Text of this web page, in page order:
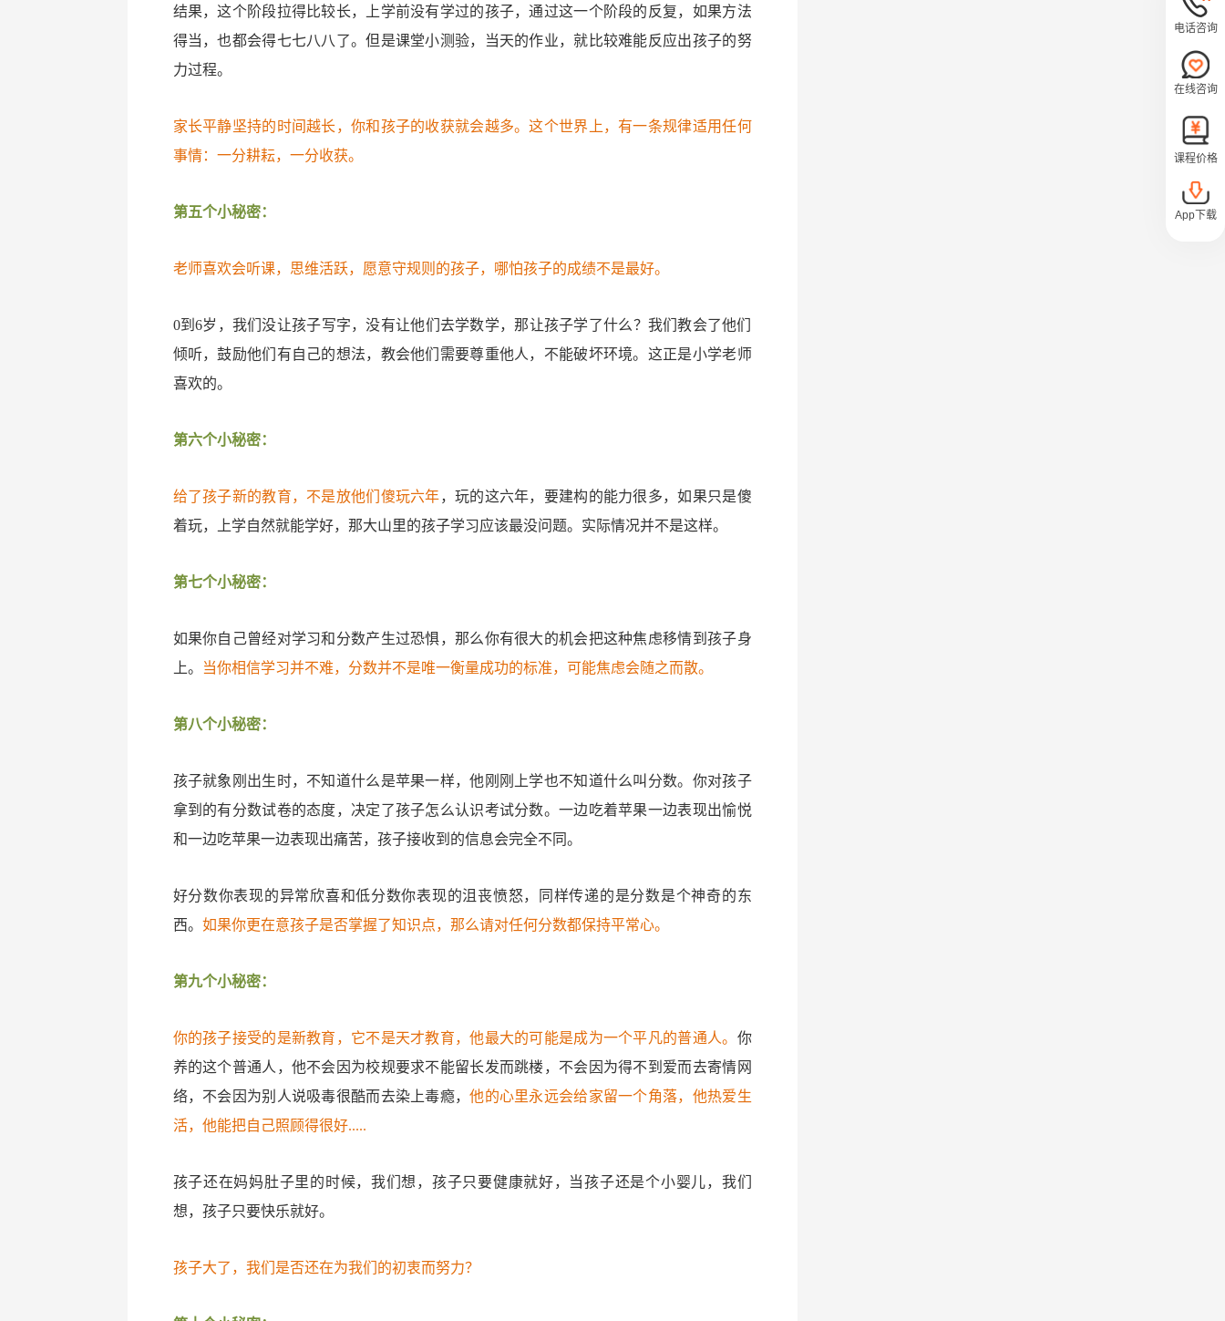
结果，这个阶段拉得比较长，上学前没有学过的孩子，通过这一个阶段的反复，如果方法
得当，也都会得七七八八了。但是课堂小测验，当天的作业，就比较难能反应出孩子的努
力过程。
家长平静坚持的时间越长，你和孩子的收获就会越多。这个世界上，有一条规律适用任何
事情：一分耕耘，一分收获。
第五个小秘密：
老师喜欢会听课，思维活跃，愿意守规则的孩子，哪怕孩子的成绩不是最好。
0到6岁，我们没让孩子写字，没有让他们去学数学，那让孩子学了什么？我们教会了他们
倾听，鼓励他们有自己的想法，教会他们需要尊重他人，不能破坏环境。这正是小学老师
喜欢的。
第六个小秘密：
给了孩子新的教育，不是放他们傻玩六年，玩的这六年，要建构的能力很多，如果只是傻
着玩，上学自然就能学好，那大山里的孩子学习应该最没问题。实际情况并不是这样。
第七个小秘密：
如果你自己曾经对学习和分数产生过恐惧，那么你有很大的机会把这种焦虑移情到孩子身
上。
当你相信学习并不难，分数并不是唯一衡量成功的标准，可能焦虑会随之而散。
第八个小秘密：
孩子就象刚出生时，不知道什么是苹果一样，他刚刚上学也不知道什么叫分数。你对孩子
拿到的有分数试卷的态度，决定了孩子怎么认识考试分数。一边吃着苹果一边表现出愉悦
和一边吃苹果一边表现出痛苦，孩子接收到的信息会完全不同。
好分数你表现的异常欣喜和低分数你表现的沮丧愤怒，同样传递的是分数是个神奇的东
西。 如果你更在意孩子是否掌握了知识点，那么请对任何分数都保持平常心。
第九个小秘密：
你的孩子接受的是新教育，它不是天才教育，他最大的可能是成为一个平凡的普通人。 你
养的这个普通人，他不会因为校规要求不能留长发而跳楼，不会因为得不到爱而去寄情网
络，不会因为别人说吸毒很酷而去染上毒瘾，他的心里永远会给家留一个角落，他热爱生
活，他能把自己照顾得很好.....
孩子还在妈妈肚子里的时候，我们想，孩子只要健康就好，当孩子还是个小婴儿，我们
想，孩子只要快乐就好。
孩子大了，我们是否还在为我们的初衷而努力？
电话咨询
在线咨询
课程价格
App下载